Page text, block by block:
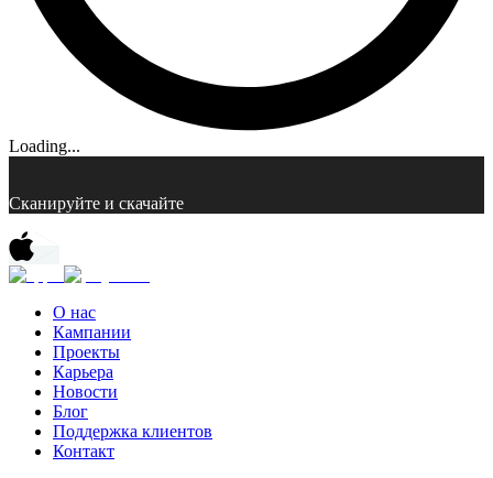
Loading...
Сканируйте и скачайте
О нас
Кампании
Проекты
Карьера
Новости
Блог
Поддержка клиентов
Контакт